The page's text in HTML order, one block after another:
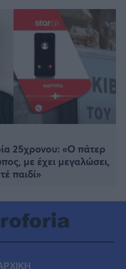
25χρονου: «Ο πάτερ
με έχει μεγαλώσει,
παιδί»